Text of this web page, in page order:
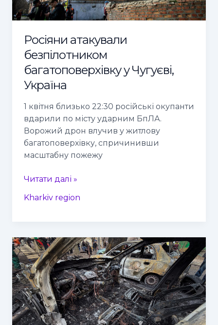
Росіяни атакували
безпілотником
багатоповерхівку у Чугуєві,
Україна
1 квітня близько 22:30 російські окупанти
вдарили по місту ударним БпЛА.
Ворожий дрон влучив у житлову
багатоповерхівку, спричинивши
масштабну пожежу
Читати далі »
Kharkiv region
Окупанти
вкотре
атакували
житлові
райони
Харкова,
Україна